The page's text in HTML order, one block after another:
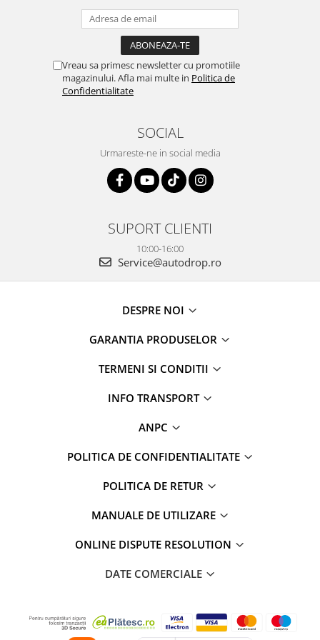
Rame adaptoare Dodge
Rame adaptoare Chrysler
Rame adaptoare Isuzu
Rame adaptoare Iveco
Rame adaptoare Smart
Rame adaptoare Land Rover
Rame adaptoare Ssangyong
Camere Mercedes Benz
Camere Iveco
Vreau sa primesc newsletter cu promotiile
magazinului. Afla mai multe in Politica de
Confidentialitate
SOCIAL
Urmareste-ne in social media
SUPORT CLIENTI
10:00-16:00
Service@autodrop.ro
DESPRE NOI
GARANTIA PRODUSELOR
TERMENI SI CONDITII
INFO TRANSPORT
ANPC
POLITICA DE CONFIDENTIALITATE
POLITICA DE RETUR
MANUALE DE UTILIZARE
ONLINE DISPUTE RESOLUTION
DATE COMERCIALE